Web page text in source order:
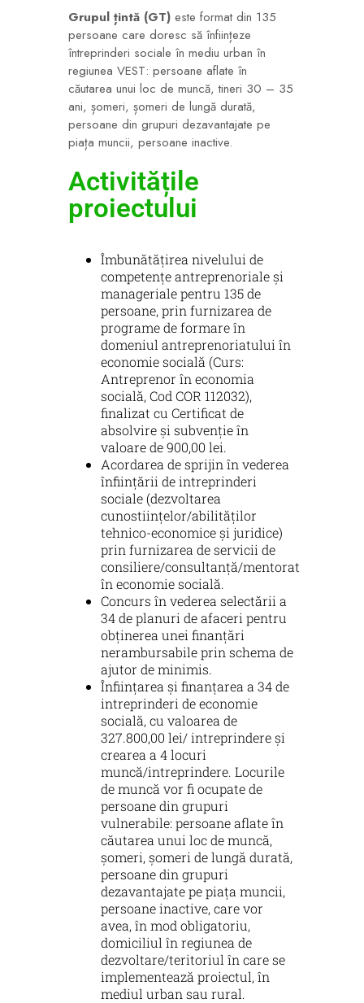
Grupul țintă (GT) este format din 135
persoane care doresc să înființeze
întreprinderi sociale în mediu urban în
regiunea VEST: persoane aflate în
căutarea unui loc de muncă, tineri 30 – 35
ani, șomeri, șomeri de lungă durată,
persoane din grupuri dezavantajate pe
piața muncii, persoane inactive.
Activitățile
proiectului
Îmbunătățirea nivelului de
competențe antreprenoriale și
manageriale pentru 135 de
persoane, prin furnizarea de
programe de formare în
domeniul antreprenoriatului în
economie socială (Curs:
Antreprenor în economia
socială, Cod COR 112032),
finalizat cu Certificat de
absolvire și subvenție în
valoare de 900,00 lei.
Acordarea de sprijin în vederea
înființării de intreprinderi
sociale (dezvoltarea
cunostiințelor/abilităților
tehnico-economice și juridice)
prin furnizarea de servicii de
consiliere/consultanță/mentorat
în economie socială.
Concurs în vederea selectării a
34 de planuri de afaceri pentru
obținerea unei finanțări
nerambursabile prin schema de
ajutor de minimis.
Înființarea și finanțarea a 34 de
intreprinderi de economie
socială, cu valoarea de
327.800,00 lei/ intreprindere și
crearea a 4 locuri
muncă/intreprindere. Locurile
de muncă vor fi ocupate de
persoane din grupuri
vulnerabile: persoane aflate în
căutarea unui loc de muncă,
șomeri, șomeri de lungă durată,
persoane din grupuri
dezavantajate pe piața muncii,
persoane inactive, care vor
avea, în mod obligatoriu,
domiciliul în regiunea de
dezvoltare/teritoriul în care se
implementează proiectul, în
mediul urban sau rural.